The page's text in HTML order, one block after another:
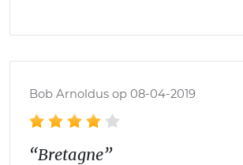
Bob Arnoldus op 08-04-2019
“Bretagne”